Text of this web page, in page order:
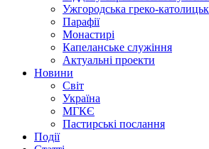
Ужгородська греко-
Парафії
Монастирі
Капеланське служіння
Актуальні проекти
Новини
Світ
Україна
МГКЄ
Пастирські послання
Події